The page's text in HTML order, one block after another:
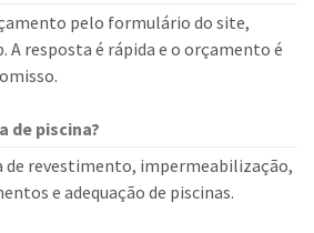
pelo formulário do site,
A resposta é rápida e o orçamento é
de piscina?
de revestimento, impermeabilização,
e adequação de piscinas.